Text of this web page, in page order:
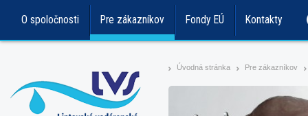
O spoločnosti Pre zákazníkov Fondy EÚ Kontakty
> Úvodná stránka > Pre zákazníkov >